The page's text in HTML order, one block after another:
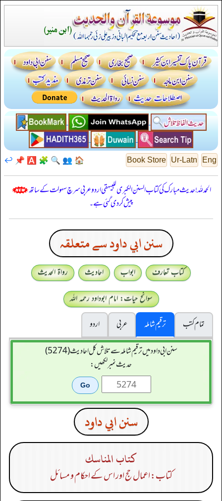
Eng
Ur-Latn
Book Store
🏠
👥
🔍
🧩
🅰️
📌
↩️
الحمدللہ! حدیث مبارک کی کتاب السنن الكبرى للبيهقي اردو عربی سرچ سہولت کے ساتھ
پیش کر دی گئی ہے۔
سنن ابي داود سے متعلقہ
کتاب تعارف ابواب احادیث
رواۃ الحدیث
سوانح حیات: امام ابوداود رحمہ اللہ
تمام کتب
ترقیم شاملہ عربی
اردو
سنن ابي داود میں ترقیم شاملہ سے تلاش کل احادیث (5274)
حدیث نمبر لکھیں:
سنن ابي داود
كتاب المناسك
کتاب: اعمال حج اور اس کے احکام و مسائل